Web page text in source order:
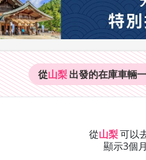
從山梨出發的在庫車輛
從山梨可以
顯示3個